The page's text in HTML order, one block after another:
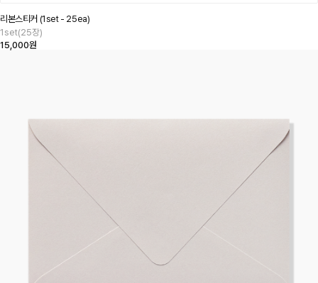
리본스티커 (1set - 25ea)
1set(25장)
15,000원